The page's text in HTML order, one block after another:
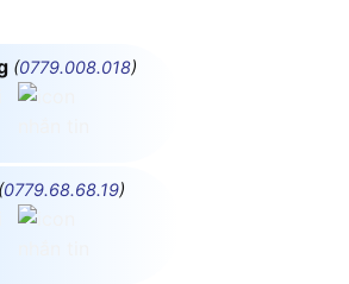
(0779.008.018)
(0779.68.68.19)